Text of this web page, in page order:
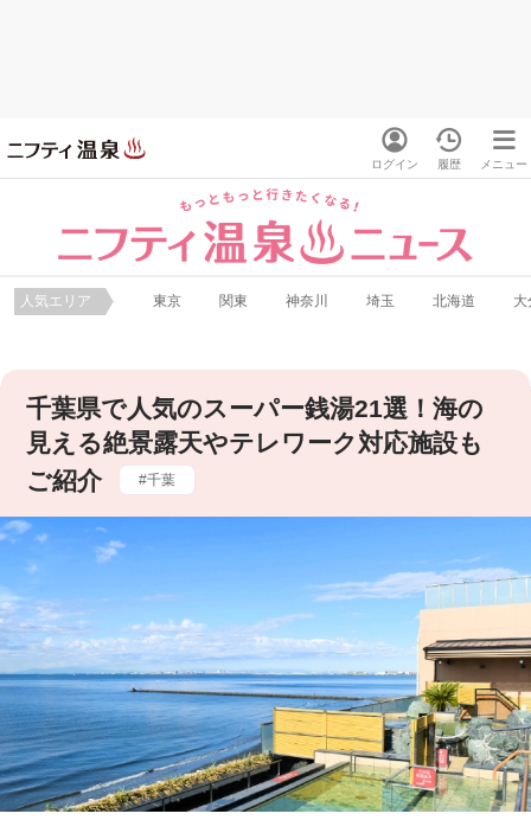
ログイン 履歴 メニュー
人気エリア 東京 関東 神奈川 埼玉 北海道 大
千葉県で人気のスーパー銭湯21選！海の
見える絶景露天やテレワーク対応施設も
ご紹介
千葉